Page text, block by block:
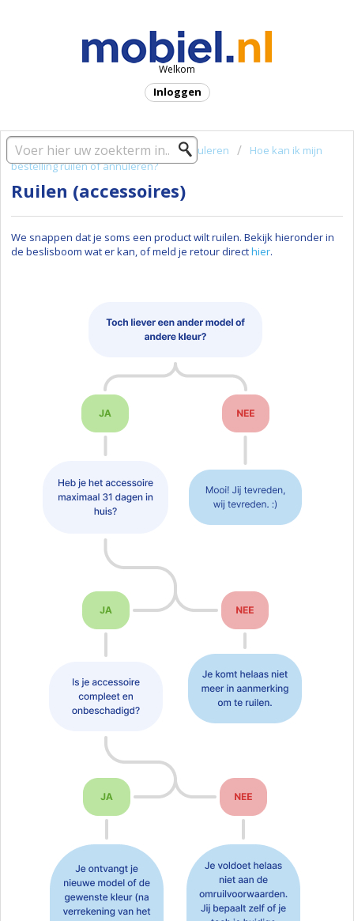
Welkom
Inloggen
Startpagina oplossing Ruilen & annuleren
Hoe kan ik mijn
bestelling ruilen of annuleren?
Ruilen (accessoires)
We snappen dat je soms een product wilt ruilen. Bekijk hieronder in
de beslisboom wat er kan, of meld je retour directhier.